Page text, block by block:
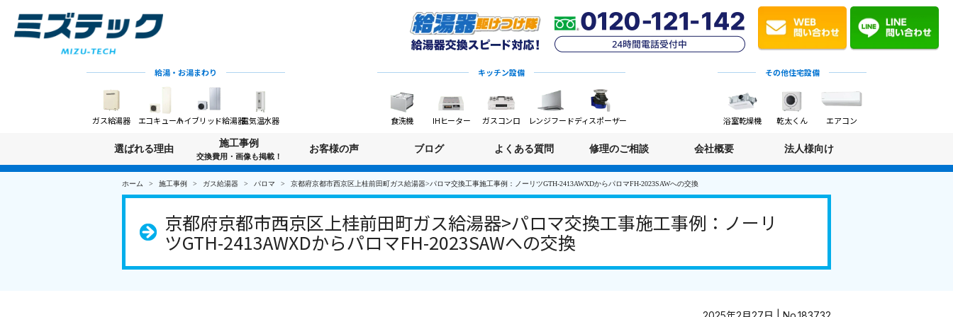
給湯・お湯まわり
ガス給湯器 エコキュートハイブリッド給湯器電気温水器
キッチン設備
食洗機 IHヒーター ガスコンロ レンジフードディスポーザー
その他住宅設備
浴室乾燥機 乾太くん エアコン
選ばれる理由
施工事例
交換費用・画像も掲載！
お客様の声 ブログ よくある質問 修理のご相談 会社概要 法人様向け
ホーム 施工事例 ガス給湯器 パロマ 京都府京都市西京区上桂前田町ガス給湯器>パロマ交換工事施工事例：ノーリツGTH-2413AWXDからパロマFH-2023SAWへの交換
京都府京都市西京区上桂前田町ガス給湯器>パロマ交換工事施工事例：ノーリ
ツGTH-2413AWXDからパロマFH-2023SAWへの交換